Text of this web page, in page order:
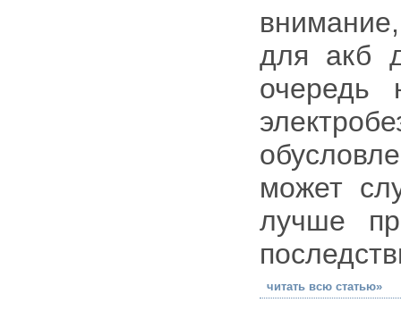
для акб
очередь
может
лучше
читать всю статью»